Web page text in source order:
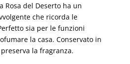
Rosa del Deserto ha un
che ricorda le
sia per le funzioni
la casa. Conservato in
la fragranza.